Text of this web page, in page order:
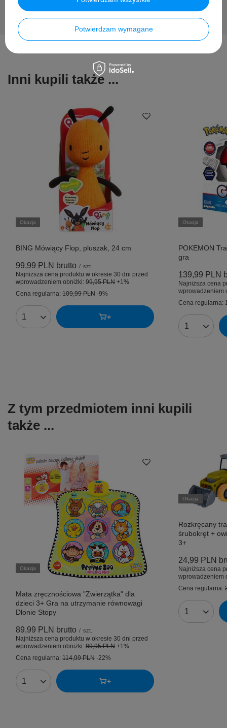
Inni kupili także ...
Okazja
BING Mówiący Flop, pluszak, 24 cm
99,99 PLN brutto / szt.
Najniższa cena produktu w okresie 30 dni przed
wprowadzeniem obniżki: 99,95 PLN +1%
Cena regularna: 109,99 PLN -9%
Ilość produktów
Okazja
POKEMON
gra
139,99 PLN
Najniższa cena
wprowadzeniem
Cena regularna:
Ilość
Z tym przedmiotem inni kupili
także ...
Okazja
Mata zręcznościowa "Zwierzątka" dla
dzieci 3+ Gra na utrzymanie równowagi
Dłonie Stopy
89,99 PLN brutto / szt.
Najniższa cena produktu w okresie 30 dni przed
wprowadzeniem obniżki: 89,95 PLN +1%
Cena regularna: 114,99 PLN -22%
Ilość produktów
Okazja
Rozkręcany
śrubokręt +
3+
24,99 PLN
Najniższa cena
wprowadzeniem
Cena regularna:
Ilość
Potwierdzam wymagane